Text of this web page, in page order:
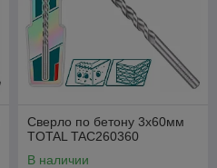
Сверло по бетону 3х60мм
TOTAL TAC260360
В наличии